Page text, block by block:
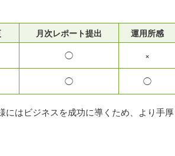
月次レポート提出
運用所感
◯ ×
◯ ◯
はビジネスを成功に導くため、より手厚